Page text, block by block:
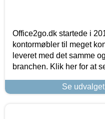
Office2go.dk startede i
kontormøbler til meget
leveret med det samme
branchen. Klik her for at
Se